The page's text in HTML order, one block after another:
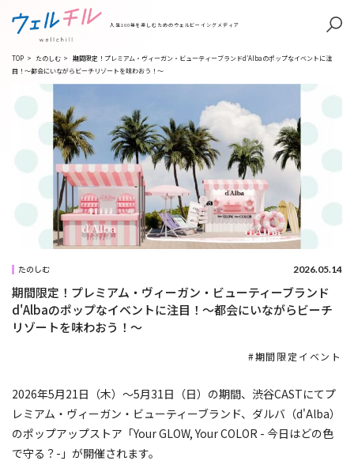
人生100年を楽しむためのウェルビーイングメディア
TOP > たのしむ >
期間限定！プレミアム・ヴィーガン・ビューティーブランドd'Albaのポップなイベントに注
目！〜都会にいながらビーチリゾートを味わおう！〜
たのしむ 2026.05.14
期間限定！プレミアム・ヴィーガン・ビューティーブランド
d'Albaのポップなイベントに注目！〜都会にいながらビーチ
リゾートを味わおう！〜
期間限定イベント
2026年5月21日（木）～5月31日（日）の期間、渋谷CASTにてプ
レミアム・ヴィーガン・ビューティーブランド、ダルバ（d'Alba）
のポップアップストア「Your GLOW, Your COLOR - 今日はどの色
で守る？-」が開催されます。